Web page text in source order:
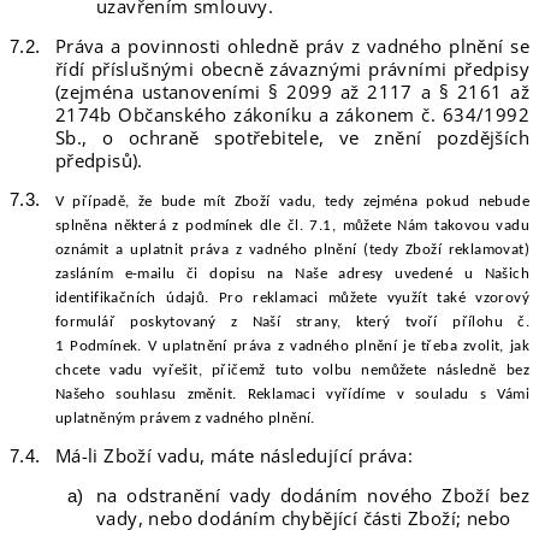
uzavřením smlouvy.
Práva a povinnosti ohledně práv z vadného plnění se
řídí příslušnými obecně závaznými právními předpisy
(zejména ustanoveními § 2099 až 2117 a § 2161 až
2174b Občanského zákoníku a zákonem č. 634/1992
Sb., o ochraně spotřebitele, ve znění pozdějších
předpisů).
V případě, že bude mít Zboží vadu, tedy zejména pokud nebude
splněna některá z podmínek dle čl. 7.1, můžete Nám takovou vadu
oznámit a uplatnit práva z vadného plnění (tedy Zboží reklamovat)
zasláním e-mailu či dopisu na Naše adresy uvedené u Našich
identifikačních údajů. Pro reklamaci můžete využít také vzorový
formulář poskytovaný z Naší strany, který tvoří přílohu č.
1 Podmínek. V uplatnění práva z vadného plnění je třeba zvolit, jak
chcete vadu vyřešit, přičemž tuto volbu nemůžete následně bez
Našeho souhlasu změnit. Reklamaci vyřídíme v souladu s Vámi
uplatněným právem z vadného plnění.
Má-li Zboží vadu, máte následující práva:
na odstranění vady dodáním nového Zboží bez
vady, nebo dodáním chybějící části Zboží; nebo